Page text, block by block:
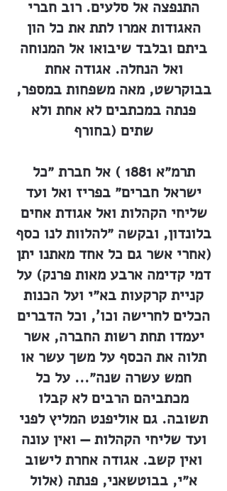
התנפצה אל סלעים. רוב חברי
האגודות אמרו לתת את כל הון
ביתם ובלבד שיבואו אל המנוחה
ואל הנחלה. אגודה אחת
בבוקרשט, מאה משפחות במספר,
פנתה במכתבים לא אחת ולא
שתים (בחורף
תרמ״א 1881 ) אל חברת ״כל
ישראל חברים״ בפריז ואל ועד
שליחי הקהלות ואל אגודת אחים
בלונדון, ובקשה ״להלוות לנו כסף
(אחרי אשר גם כל אחד מאתנו יתן
דמי קדימה ארבע מאות פרנק) על
קניית קרקעות בא״י ועל הכנות
הכלים לחרישה וכו', וכל הדברים
יעמדו תחת רשות החברה, אשר
תלוה את הכסף על משך עשר או
חמש עשרה שנה״... על כל
מכתביהם הרבים לא קבלו
תשובה. גם אוליפנט המליץ לפני
ועד שליחי הקהלות — ואין עונה
ואין קשב. אגודה אחרת לישוב
א״י, בבוטשאני, פנתה (אלול